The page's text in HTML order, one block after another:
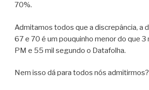
70%.
Admitamos todos que a discrepância, a
67 e 70 é um pouquinho menor do que 3
PM e 55 mil segundo o Datafolha.
Nem isso dá para todos nós admitirmos?